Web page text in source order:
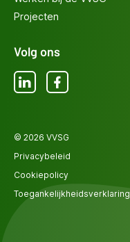
Projecten
Volg ons
LinkedInFacebook
© 2026 VVSG
Privacybeleid
Cookiepolicy
Toegankelijkheidsverklaring